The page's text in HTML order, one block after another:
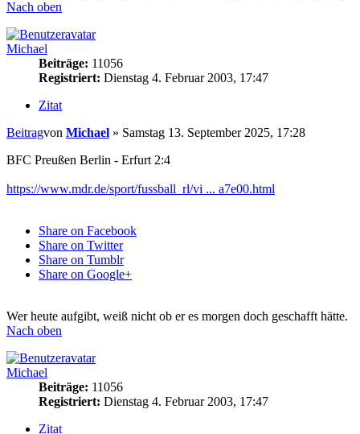
Nach oben
Michael
Beiträge: 11056
Registriert: Dienstag 4. Februar 2003, 17:47
Zitat
Beitragvon Michael » Samstag 13. September 2025, 17:28
BFC Preußen Berlin - Erfurt 2:4
https://www.mdr.de/sport/fussball_rl/vi ... a7e00.html
Share on Facebook
Share on Twitter
Share on Tumblr
Share on Google+
Wer heute aufgibt, weiß nicht ob er es morgen doch geschafft hätte.
Nach oben
Michael
Beiträge: 11056
Registriert: Dienstag 4. Februar 2003, 17:47
Zitat